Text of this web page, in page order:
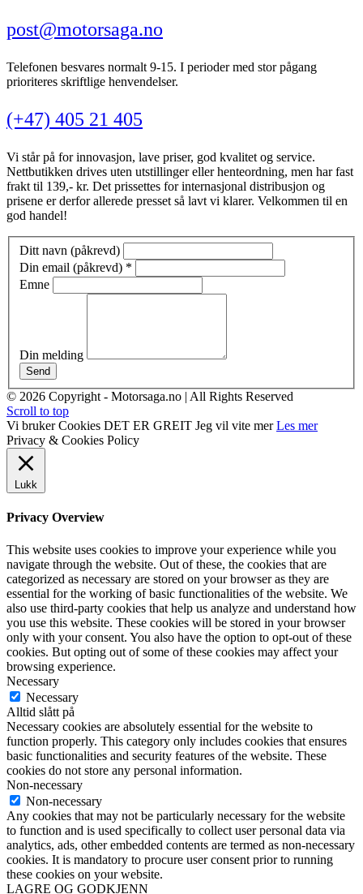
post@motorsaga.no
Telefonen besvares normalt 9-15. I perioder med stor pågang
prioriteres skriftlige henvendelser.
(+47) 405 21 405
Vi står på for innovasjon, lave priser, god kvalitet og service.
Nettbutikken drives uten utstillinger eller henteordning, men har fast
frakt til 139,- kr. Det prissettes for internasjonal distribusjon og
prisene er derfor allerede presset så lavt vi klarer. Velkommen til en
god handel!
Ditt navn (påkrevd)
Din email (påkrevd) *
Emne
Din melding
Send
© 2026 Copyright - Motorsaga.no | All Rights Reserved
Scroll to top
Vi bruker Cookies DET ER GREIT Jeg vil vite mer Les mer
Privacy & Cookies Policy
Lukk
Privacy Overview
This website uses cookies to improve your experience while you
navigate through the website. Out of these, the cookies that are
categorized as necessary are stored on your browser as they are
essential for the working of basic functionalities of the website. We
also use third-party cookies that help us analyze and understand how
you use this website. These cookies will be stored in your browser
only with your consent. You also have the option to opt-out of these
cookies. But opting out of some of these cookies may affect your
browsing experience.
Necessary
Necessary
Alltid slått på
Necessary cookies are absolutely essential for the website to
function properly. This category only includes cookies that ensures
basic functionalities and security features of the website. These
cookies do not store any personal information.
Non-necessary
Non-necessary
Any cookies that may not be particularly necessary for the website
to function and is used specifically to collect user personal data via
analytics, ads, other embedded contents are termed as non-necessary
cookies. It is mandatory to procure user consent prior to running
these cookies on your website.
LAGRE OG GODKJENN